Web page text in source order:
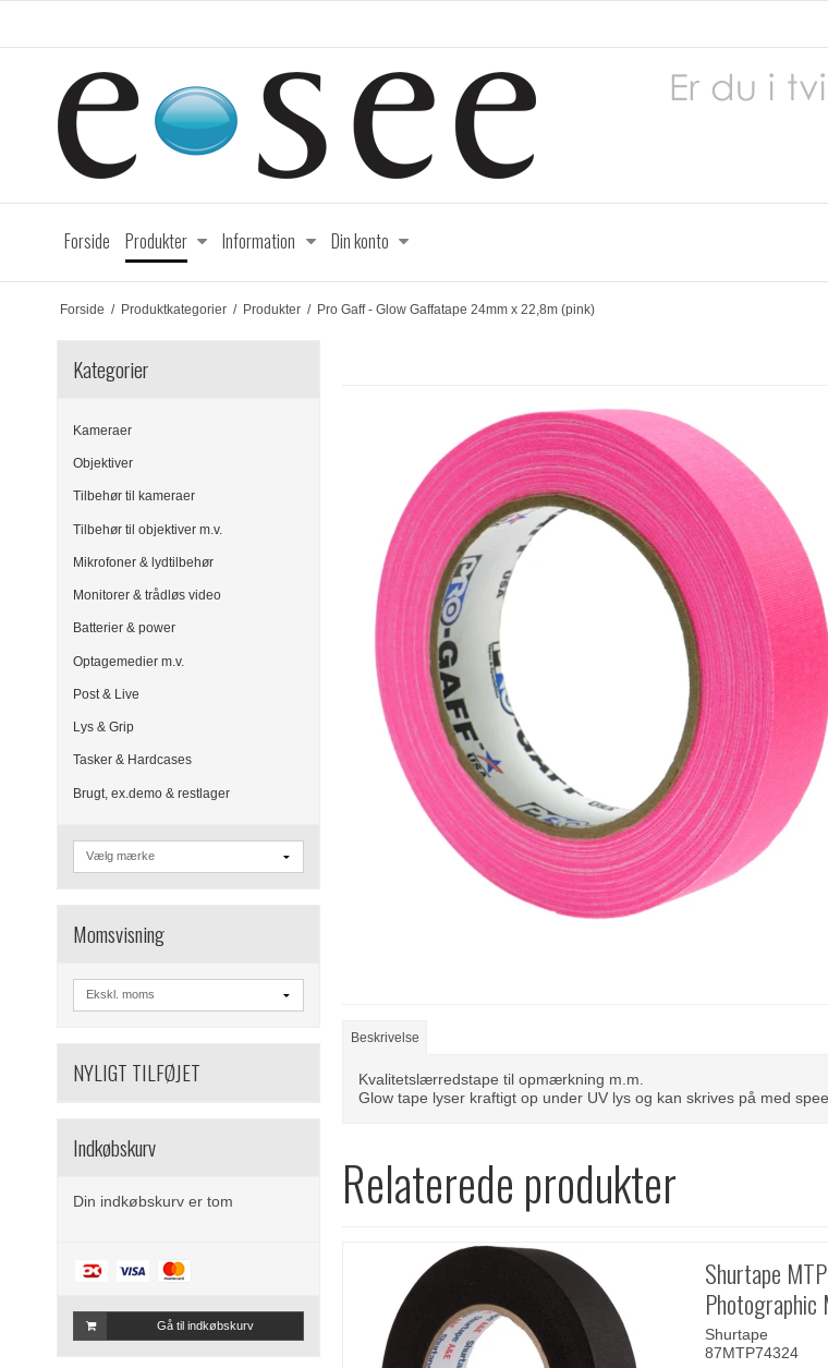
Forside Produkter Information Din konto
Forside / Produktkategorier / Produkter / Pro Gaff - Glow Gaffatape 24mm x 22,8m (pink)
Kategorier
Kameraer
Objektiver
Tilbehør til kameraer
Tilbehør til objektiver m.v.
Mikrofoner & lydtilbehør
Monitorer & trådløs video
Batterier & power
Optagemedier m.v.
Post & Live
Lys & Grip
Tasker & Hardcases
Brugt, ex.demo & restlager
Momsvisning
NYLIGT TILFØJET
Indkøbskurv
Din indkøbskurv er tom
Gå til indkøbskurv
Beskrivelse
Kvalitetslærredstape til opmærkning m.m.
Glow tape lyser kraftigt op under UV lys og kan skrives på med
Relaterede produkter
Shurtape
Shurtape
87MTP74324